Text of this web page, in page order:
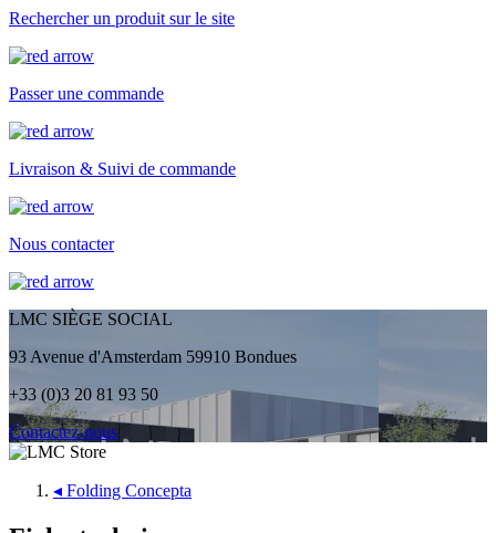
Rechercher un produit sur le site
Passer une commande
Livraison & Suivi de commande
Nous contacter
LMC SIÈGE SOCIAL
93 Avenue d'Amsterdam 59910 Bondues
+33 (0)3 20 81 93 50
Contactez-nous
◂ Folding Concepta